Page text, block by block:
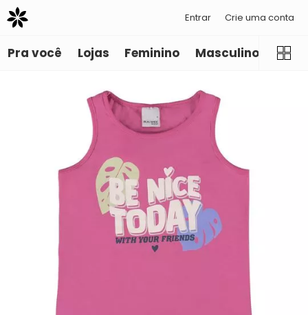
Entrar Crie uma conta
Pra você Lojas Feminino Masculino